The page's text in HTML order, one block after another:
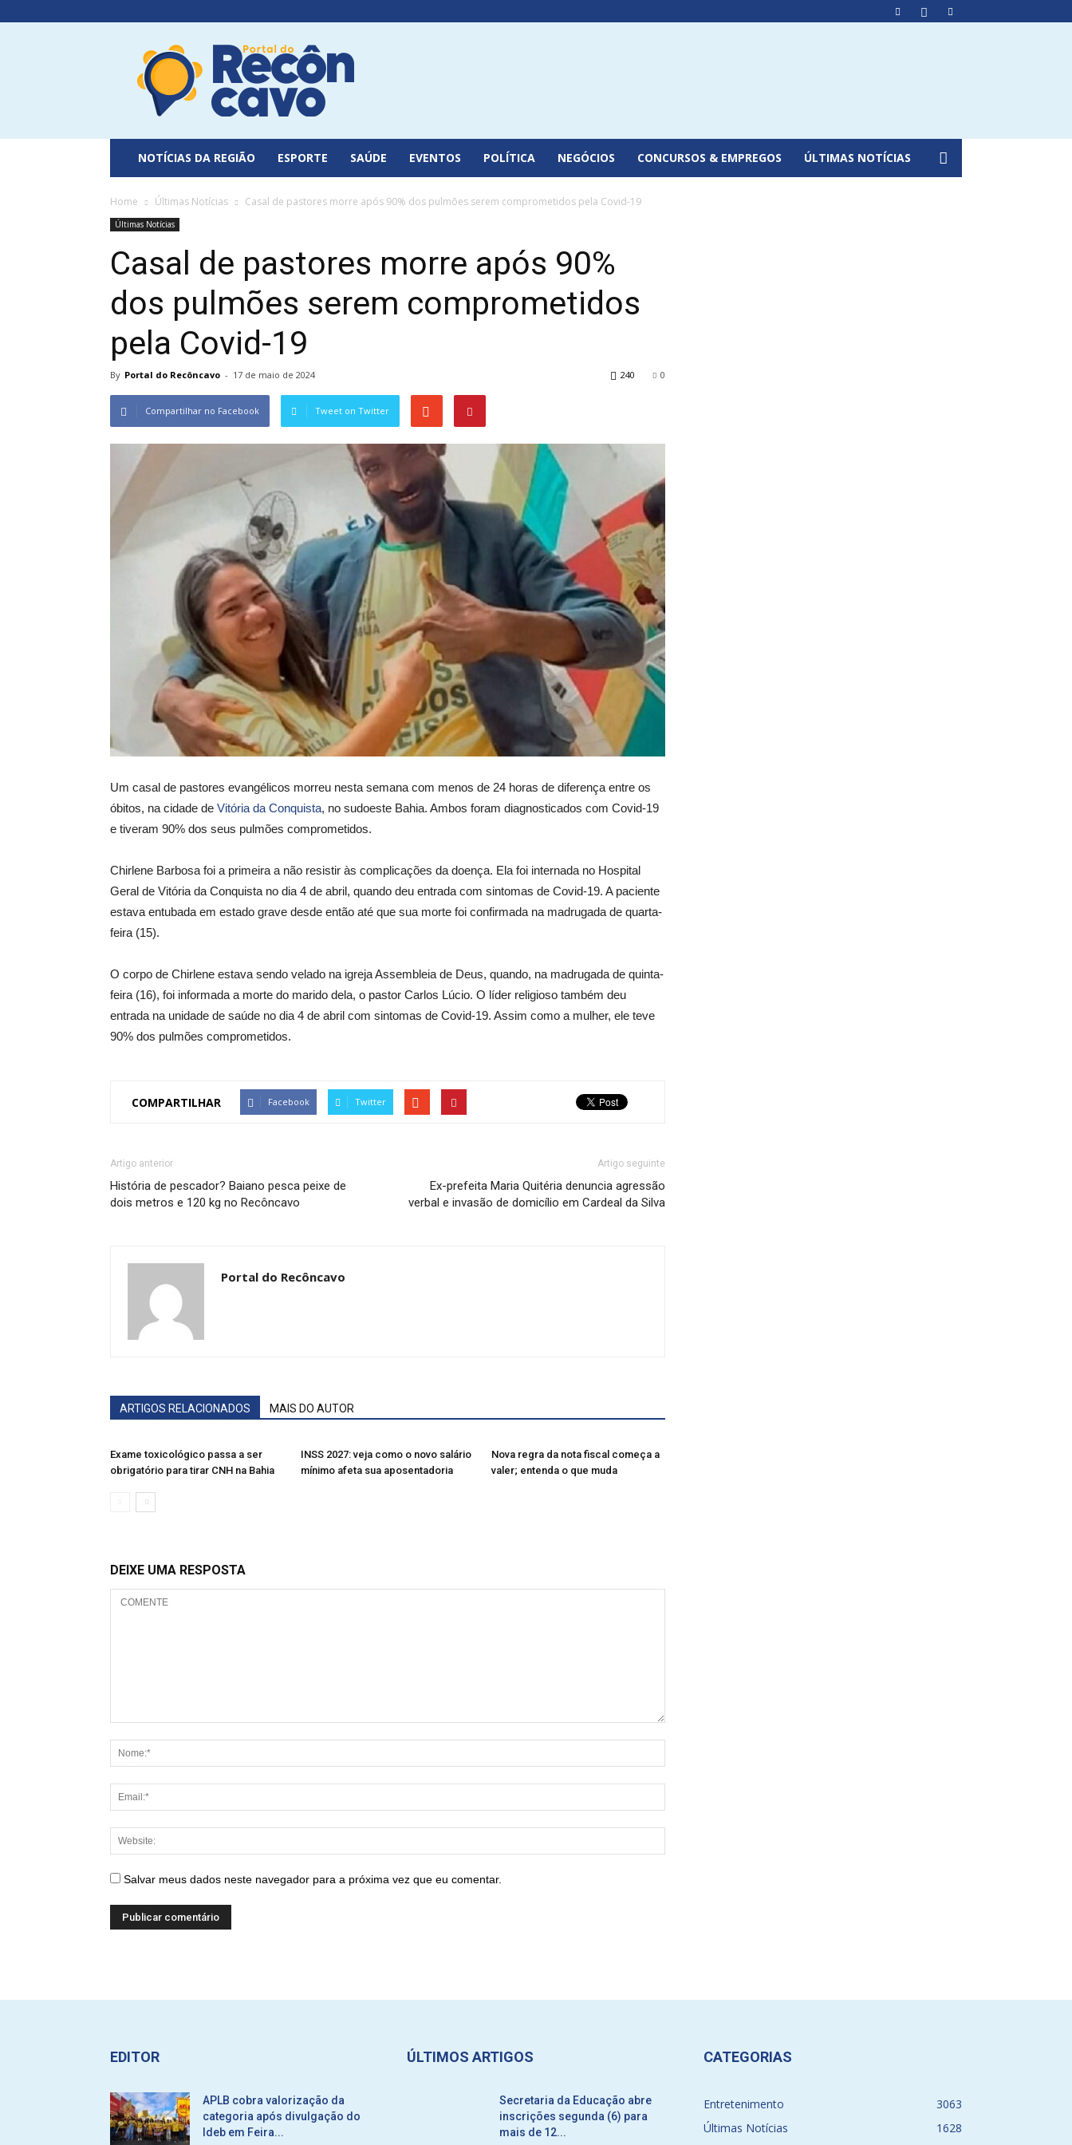
Portal
do
Recôncavo
NOTÍCIAS DA REGIÃO ESPORTE SAÚDE EVENTOS POLÍTICA NEGÓCIOS CONCURSOS & EMPREGOS ÚLTIMAS NOTÍCIAS
Home Últimas Notícias Casal de pastores morre após 90% dos pulmões serem comprometidos pela Covid-19
Últimas Notícias
Casal de pastores morre após 90%
dos pulmões serem comprometidos
pela Covid-19
By Portal do Recôncavo - 17 de maio de 2024 0
240
Compartilhar no Facebook Tweet on Twitter
Um casal de pastores evangélicos morreu nesta semana com menos de 24 horas de diferença entre os
óbitos, na cidade de Vitória da Conquista, no sudoeste Bahia. Ambos foram diagnosticados com Covid-19
e tiveram 90% dos seus pulmões comprometidos.
Chirlene Barbosa foi a primeira a não resistir às complicações da doença. Ela foi internada no Hospital
Geral de Vitória da Conquista no dia 4 de abril, quando deu entrada com sintomas de Covid-19. A paciente
estava entubada em estado grave desde então até que sua morte foi confirmada na madrugada de quarta-
feira (15).
O corpo de Chirlene estava sendo velado na igreja Assembleia de Deus, quando, na madrugada de quinta-
feira (16), foi informada a morte do marido dela, o pastor Carlos Lúcio. O líder religioso também deu
entrada na unidade de saúde no dia 4 de abril com sintomas de Covid-19. Assim como a mulher, ele teve
90% dos pulmões comprometidos.
COMPARTILHAR Facebook Twitter
Artigo anterior
História de pescador? Baiano pesca peixe de
dois metros e 120 kg no Recôncavo
Artigo seguinte
Ex-prefeita Maria Quitéria denuncia agressão
verbal e invasão de domicílio em Cardeal da Silva
Portal do Recôncavo
ARTIGOS RELACIONADOS MAIS DO AUTOR
Exame toxicológico passa a ser
obrigatório para tirar CNH na Bahia
INSS 2027: veja como o novo salário
mínimo afeta sua aposentadoria
Nova regra da nota fiscal começa a
valer; entenda o que muda
DEIXE UMA RESPOSTA
Salvar meus dados neste navegador para a próxima vez que eu comentar.
EDITOR
APLB cobra valorização da
categoria após divulgação do
Ideb em Feira...
ÚLTIMOS ARTIGOS
Secretaria da Educação abre
inscrições segunda (6) para
mais de 12...
CATEGORIAS
Entretenimento
3063
Últimas Notícias
1628